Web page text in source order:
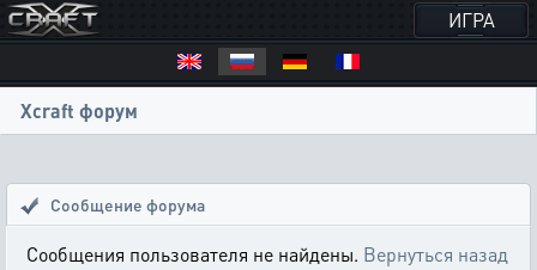
ИГРА
Xcraft форум
Сообщение форума
Сообщения пользователя не найдены. Вернуться назад